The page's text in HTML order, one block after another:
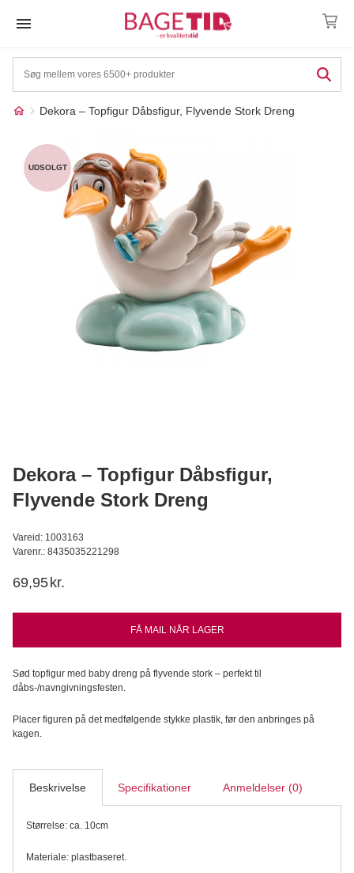
Dekora – Topfigur Dåbsfigur, Flyvende Stork Dreng
Måske kunne nogle af
disse produkter have din
interesse?
UDSOLGT
Dekora – Topfigur Dåbsfigur,
Flyvende Stork Dreng
Vareid: 1003163
Varenr.: 8435035221298
69,95 kr.
FÅ MAIL NÅR LAGER
Sød topfigur med baby dreng på flyvende stork – perfekt til
dåbs-/navngivningsfesten.
Placer figuren på det medfølgende stykke plastik, før den anbringes på
kagen.
Beskrivelse Specifikationer Anmeldelser (0)
Størrelse: ca. 10cm
Materiale: plastbaseret.